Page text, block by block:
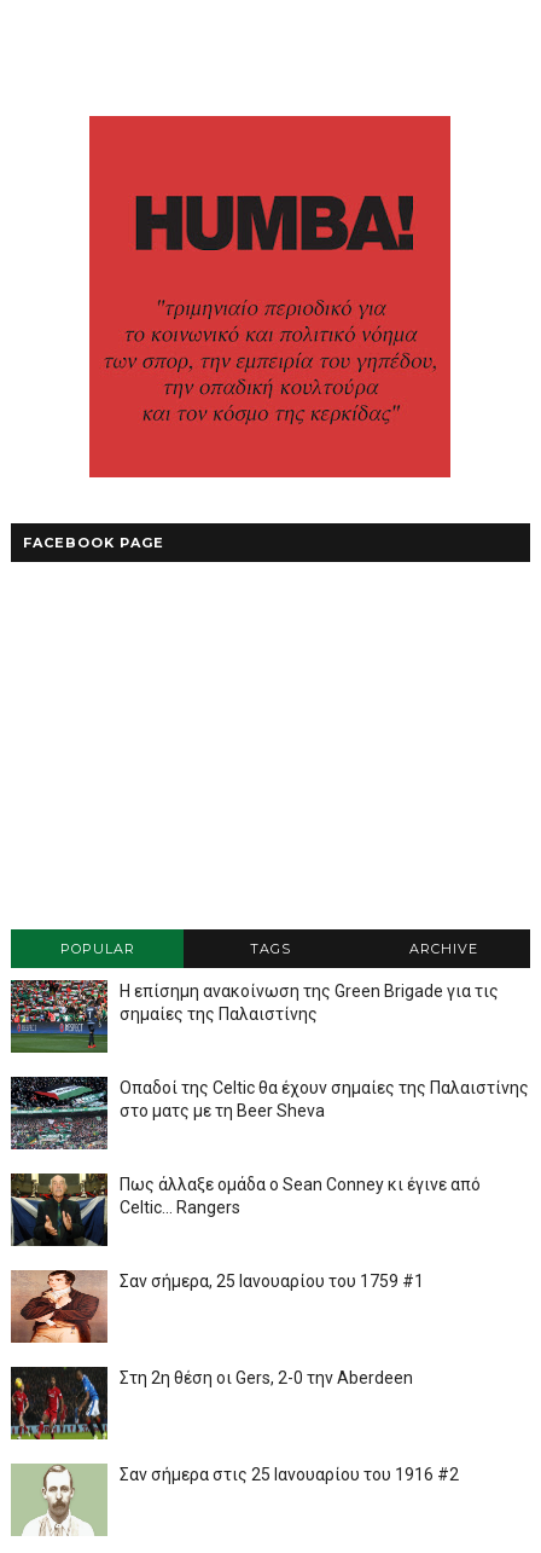
FACEBOOK PAGE
POPULAR TAGS ARCHIVE
Η επίσημη ανακοίνωση της Green Brigade για τις
σημαίες της Παλαιστίνης
Οπαδοί της Celtic θα έχουν σημαίες της Παλαιστίνης
στο ματς με τη Beer Sheva
Πως άλλαξε ομάδα ο Sean Conney κι έγινε από
Celtic... Rangers
Σαν σήμερα, 25 Ιανουαρίου του 1759 #1
Στη 2η θέση οι Gers, 2-0 την Aberdeen
Σαν σήμερα στις 25 Ιανουαρίου του 1916 #2